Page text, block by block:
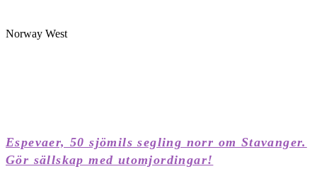
Norway West
Espevaer, 50 sjömils segling norr om Stavanger.
Gör sällskap med utomjordingar!